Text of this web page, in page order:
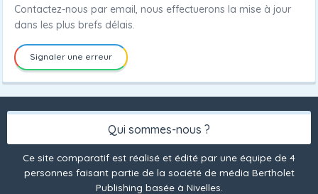
Contactez-nous par email, nous effectuerons la mise à jour
dans les plus brefs délais.
Signaler une erreur
Qui sommes-nous ?
Ce site comparatif est réalisé et édité par une équipe de 4
personnes faisant partie de la société de média Bertholet
Publishing basée à Nivelles.